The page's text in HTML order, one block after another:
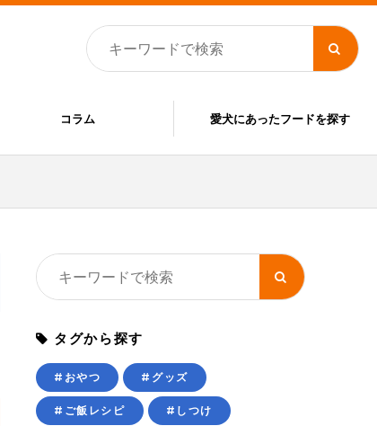
コラム 愛犬にあったフードを探す
タグから探す
#おやつ #グッズ
#ご飯レシピ #しつけ